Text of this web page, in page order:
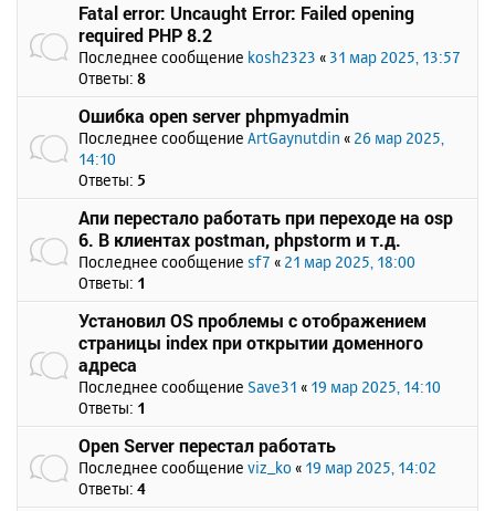
Fatal error: Uncaught Error: Failed opening
required PHP 8.2
Последнее сообщение kosh2323 « 31 мар 2025, 13:57
Ответы: 8
Ошибка open server phpmyadmin
Последнее сообщение ArtGaynutdin « 26 мар 2025,
14:10
Ответы: 5
Апи перестало работать при переходе на osp
6. В клиентах postman, phpstorm и т.д.
Последнее сообщение sf7 « 21 мар 2025, 18:00
Ответы: 1
Установил OS проблемы с отображением
страницы index при открытии доменного
адреса
Последнее сообщение Save31 « 19 мар 2025, 14:10
Ответы: 1
Open Server перестал работать
Последнее сообщение viz_ko « 19 мар 2025, 14:02
Ответы: 4